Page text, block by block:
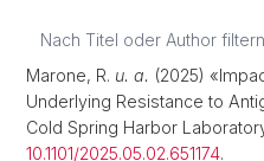
Marone, R. u. a. (2025)
Underlying Resistance to
Cold Spring Harbor
10.1101/2025.05.02.651174.